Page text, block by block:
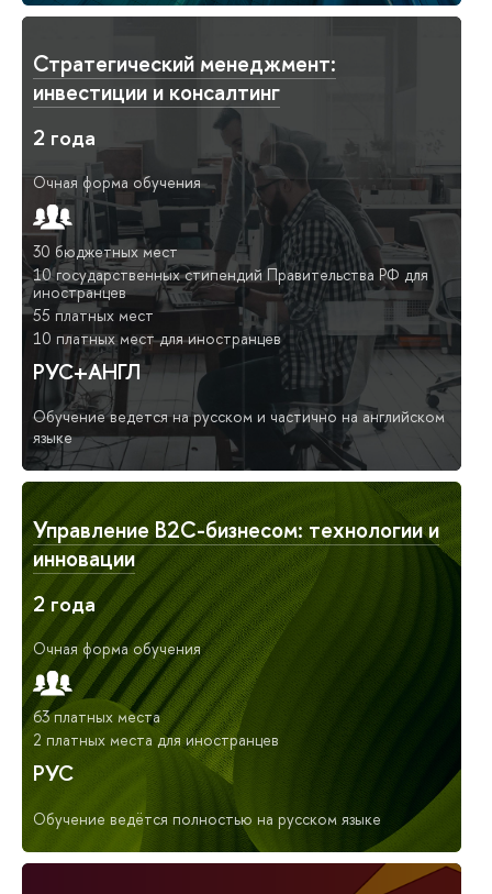
Стратегический менеджмент:
инвестиции и консалтинг
2 года
Очная форма обучения
30 бюджетных мест
10 государственных стипендий Правительства РФ для
иностранцев
55 платных мест
10 платных мест для иностранцев
РУС+АНГЛ
Обучение ведется на русском и частично на английском
языке
Управление B2C-бизнесом: технологии и
инновации
2 года
Очная форма обучения
63 платных места
2 платных места для иностранцев
РУС
Обучение ведётся полностью на русском языке